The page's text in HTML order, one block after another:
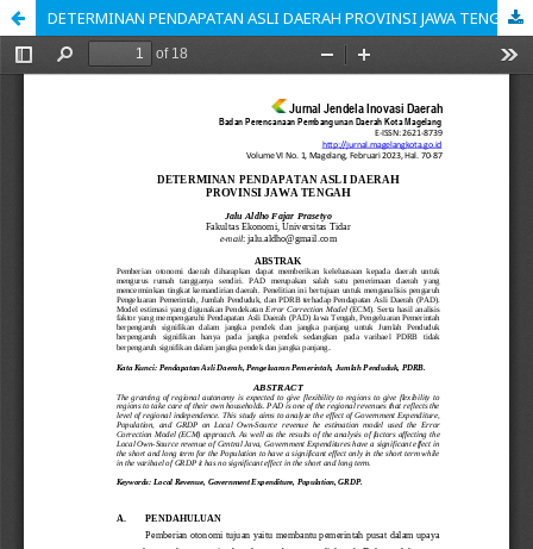
DETERMINAN PENDAPATAN ASLI DAERAH PROVINSI JAWA TENGAH